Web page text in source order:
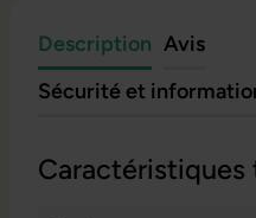
Description Avis
Sécurité et
Caractéristiques